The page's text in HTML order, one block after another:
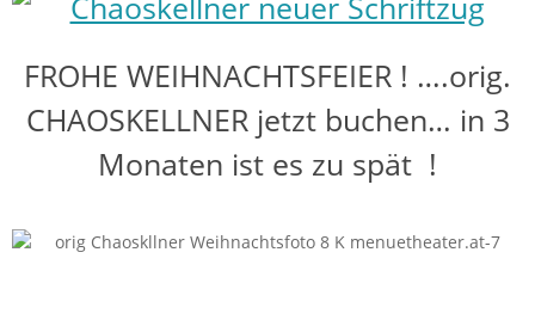
FROHE WEIHNACHTSFEIER ! ….orig.
CHAOSKELLNER jetzt buchen… in 3
Monaten ist es zu spät !